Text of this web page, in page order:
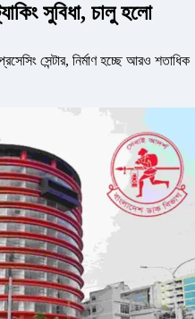
সুবিধা, চালু হলো
সেন্টার, নির্মাণ হচ্ছে আরও শতাধিক